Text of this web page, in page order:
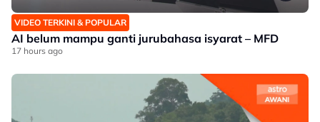
VIDEO TERKINI & POPULAR
AI belum mampu ganti jurubahasa isyarat – MFD
17 hours ago